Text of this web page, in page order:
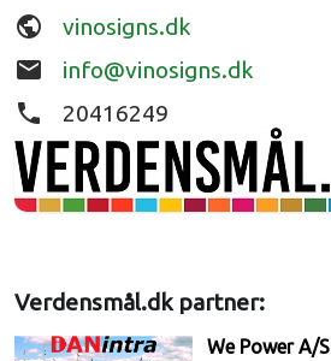
public vinosigns.dk
email info@vinosigns.dk
phone 20416249
Verdensmål.dk partner:
We Power A/S